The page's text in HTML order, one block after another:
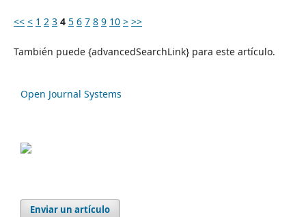
<< < 1 2 3 4 5 6 7 8 9 10 > >>
También puede {advancedSearchLink} para este artículo.
Open Journal Systems
Enviar un artículo